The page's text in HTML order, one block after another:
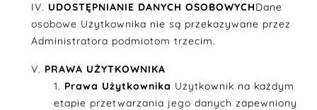
UDOSTĘPNIANIE DANYCH OSOBOWYCHDane
osobowe Użytkownika nie są przekazywane przez
Administratora podmiotom trzecim.
PRAWA UŻYTKOWNIKA
Prawa Użytkownika Użytkownik na każdym
etapie przetwarzania jego danych zapewniony